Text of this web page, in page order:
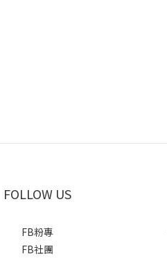
FOLLOW US
FB粉專
FB社團